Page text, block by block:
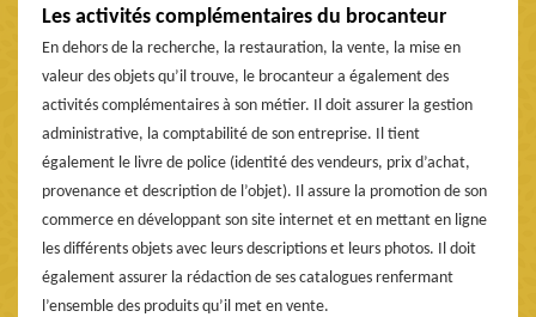
Les activités complémentaires du brocanteur
En dehors de la recherche, la restauration, la vente, la mise en
valeur des objets qu’il trouve, le brocanteur a également des
activités complémentaires à son métier. Il doit assurer la gestion
administrative, la comptabilité de son entreprise. Il tient
également le livre de police (identité des vendeurs, prix d’achat,
provenance et description de l’objet). Il assure la promotion de son
commerce en développant son site internet et en mettant en ligne
les différents objets avec leurs descriptions et leurs photos. Il doit
également assurer la rédaction de ses catalogues renfermant
l’ensemble des produits qu’il met en vente.